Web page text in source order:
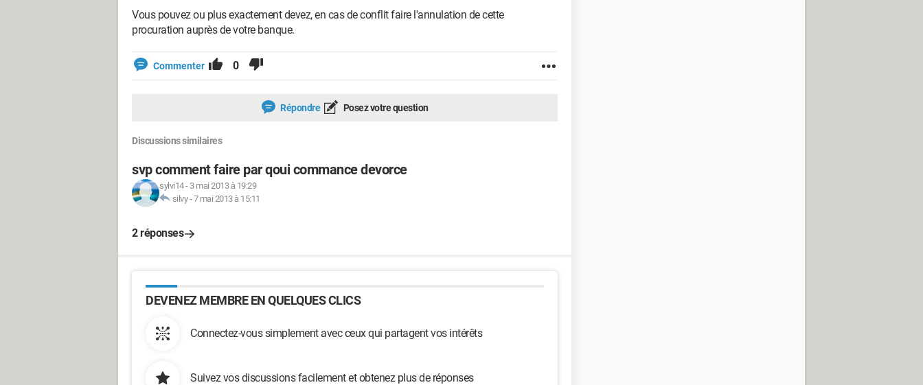
Vous pouvez ou plus exactement devez, en cas de conflit faire l'annulation de cette
procuration auprès de votre banque.
Commenter 0
Répondre Posez votre question
Discussions similaires
svp comment faire par qoui commance devorce
sylvi14- 3 mai 2013 à 19:29
silvy-7 mai 2013 à 15:11
2 réponses
DEVENEZ MEMBRE EN QUELQUES CLICS
Connectez-vous simplement avec ceux qui partagent vos intérêts
Suivez vos discussions facilement et obtenez plus de réponses